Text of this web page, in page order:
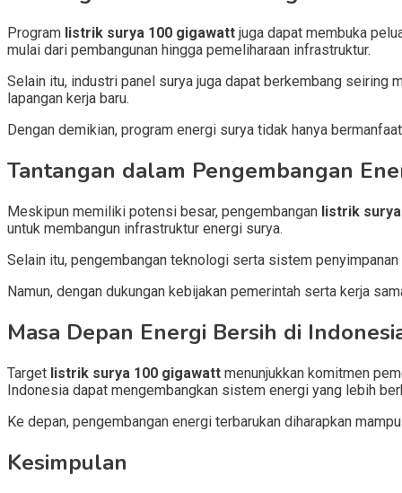
Program listrik surya 100 gigawatt juga dapat membuka
mulai dari pembangunan hingga pemeliharaan infrastruktur.
Selain itu, industri panel surya juga dapat berkembang
lapangan kerja baru.
Dengan demikian, program energi surya tidak hanya
Tantangan dalam Pengembangan
Meskipun memiliki potensi besar, pengembangan listrik
untuk membangun infrastruktur energi surya.
Selain itu, pengembangan teknologi serta sistem
Namun, dengan dukungan kebijakan pemerintah serta kerja
Masa Depan Energi Bersih di
Target listrik surya 100 gigawatt menunjukkan komitmen
Indonesia dapat mengembangkan sistem energi yang lebih
Ke depan, pengembangan energi terbarukan diharapkan
Kesimpulan